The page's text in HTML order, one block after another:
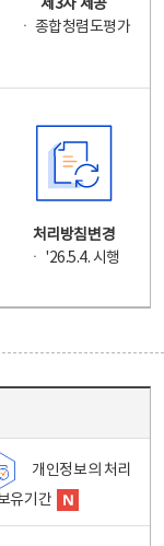
제3자 제공
ㆍ 종합청렴도평가
처리방침변경
ㆍ '26.5.4. 시행
개인정보의 처리
유기간